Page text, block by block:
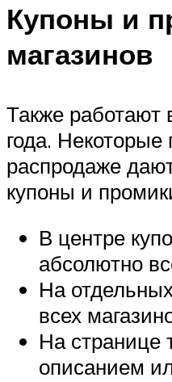
Купоны и
магазинов
Также
года.
распродаже
купоны и
В центре
абсолютно
На
всех
На странице
описанием